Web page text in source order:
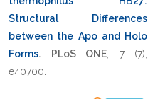
Structural Differences
between the Apo and Holo
Forms. PLoS ONE 7(7),
e40700